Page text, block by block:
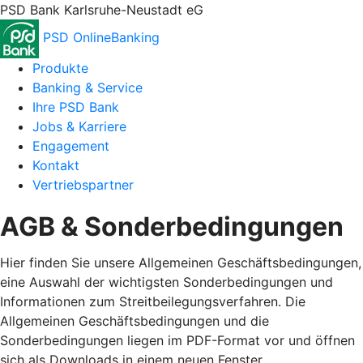
PSD Bank Karlsruhe-Neustadt eG
PSD OnlineBanking
Produkte
Banking & Service
Ihre PSD Bank
Jobs & Karriere
Engagement
Kontakt
Vertriebspartner
AGB & Sonderbedingungen
Hier finden Sie unsere Allgemeinen Geschäftsbedingungen,
eine Auswahl der wichtigsten Sonderbedingungen und
Informationen zum Streitbeilegungsverfahren. Die
Allgemeinen Geschäftsbedingungen und die
Sonderbedingungen liegen im PDF-Format vor und öffnen
sich als Downloads in einem neuen Fenster.